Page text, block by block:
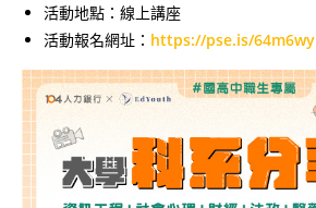
活動地點：線上講座
活動報名網址： https://pse.is/64m6wy